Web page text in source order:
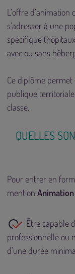
L’offre
s’adresser à une
spécifique
avec ou sans
Ce diplôme
publique
classe.
QUELLES
Pour entrer en
mention
Être capable
professionnelle ou
d’une durée